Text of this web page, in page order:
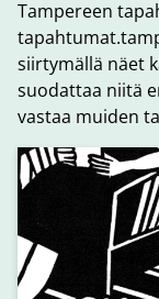
Tampereen
siirtymällä näet
suodattaa niitä
vastaa muiden